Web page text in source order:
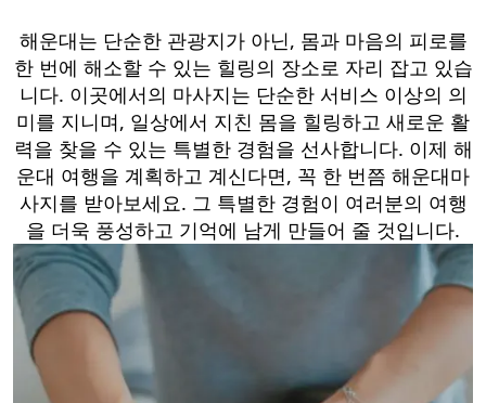
해운대는 단순한 관광지가 아닌, 몸과 마음의 피로를
한 번에 해소할 수 있는 힐링의 장소로 자리 잡고 있습
니다. 이곳에서의 마사지는 단순한 서비스 이상의 의
미를 지니며, 일상에서 지친 몸을 힐링하고 새로운 활
력을 찾을 수 있는 특별한 경험을 선사합니다. 이제 해
운대 여행을 계획하고 계신다면, 꼭 한 번쯤 해운대마
사지를 받아보세요. 그 특별한 경험이 여러분의 여행
을 더욱 풍성하고 기억에 남게 만들어 줄 것입니다.